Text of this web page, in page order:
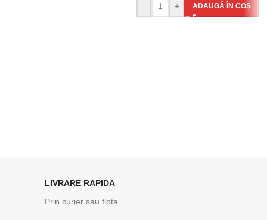
- + ADAUGĂ ÎN COȘ
LIVRARE RAPIDA
Prin curier sau flota